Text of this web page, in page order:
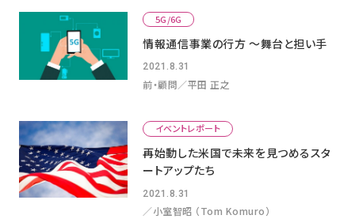
5G/6G
情報通信事業の行方 ～舞台と担い手
2021.8.31
前・顧問／平田 正之
イベントレポート
再始動した米国で未来を見つめるスタ
ートアップたち
2021.8.31
／小室智昭 （Tom Komuro）